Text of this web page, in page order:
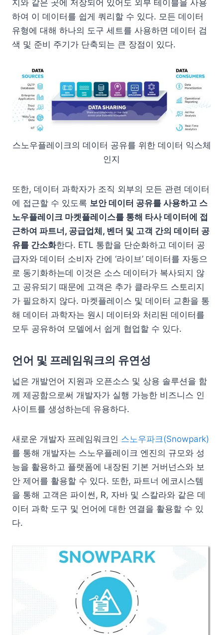
지와 같은 곳에 저장되어 있어도 외부 테이블을 사용
하여 이 데이터를 쉽게 쿼리할 수 있다. 모든 데이터
유형에 대해 하나의 도구 세트를 사용하면 데이터 검
색 및 준비 주기가 단축되는 큰 장점이 있다.
스노우플레이크의 데이터 공유를 위한 데이터 익스체
인지
또한, 데이터 과학자가 조직 외부의 모든 관련 데이터
에 접근할 수 있도록 보안 데이터 공유를 사용하고 스
노우플레이크 마켓플레이스를 통해 타사 데이터에 접
근하여 파트너, 공급업체, 벤더 및 고객 간의 데이터 공
유를 간소화한다. ETL 통합을 단순화하고 데이터 공
급자와 데이터 소비자 간에 ‘라이브’ 데이터를 자동으
로 동기화하는데 이것은 소스 데이터가 복사되지 않
고 공유되기 때문에 고객은 추가 클라우드 스토리지
가 필요하지 않다. 마켓플레이스 및 데이터 교환을 통
해 데이터 과학자는 원시 데이터와 처리된 데이터를
모두 공유하여 모델에서 쉽게 협업할 수 있다.
언어 및 프레임워크의 유연성
넓은 개발언어 지원과 오픈소스 및 상용 솔루션을 함
께 제공함으로써 개발자가 실행 가능한 비즈니스 인
사이트를 생성하는데 유용하다.
새로운 개발자 프레임워크인 스노우파크(Snowpark)
를 통해 개발자는 스노우플레이크 엔진의 규모와 성
능을 활용하고 플랫폼에 내장된 기본 거버넌스와 보
안 제어를 활용할 수 있다. 또한, 파트너 에코시스템
을 통해 고객은 파이썬, R, 자바 및 스칼라와 같은 데
이터 과학 도구 및 언어에 대한 연결을 활용할 수 있
다.